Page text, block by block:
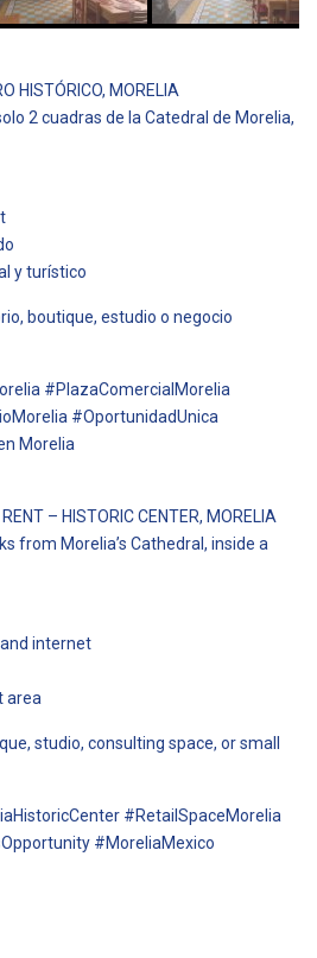
HISTÓRICO, MORELIA
2 cuadras de la Catedral de Morelia,
y turístico
boutique, estudio o negocio
#PlazaComercialMorelia
#OportunidadUnica
Morelia
– HISTORIC CENTER, MORELIA
from Morelia’s Cathedral, inside a
internet
area
studio, consulting space, or small
#RetailSpaceMorelia
#MoreliaMexico